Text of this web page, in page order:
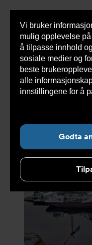
Vi bruker
mulig opplevelse
å tilpasse innhold
sosiale medier og
beste
alle
innstillingene for å
Godta
Du
her:
Armatec > Om oss
ventilleveranse til